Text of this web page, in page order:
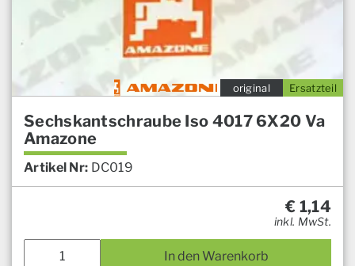
Ersatzteil
original
Sechskantschraube Iso 4017 6X20 Va
Amazone
Artikel Nr: DC019
€ 1,14
inkl. MwSt.
In den Warenkorb